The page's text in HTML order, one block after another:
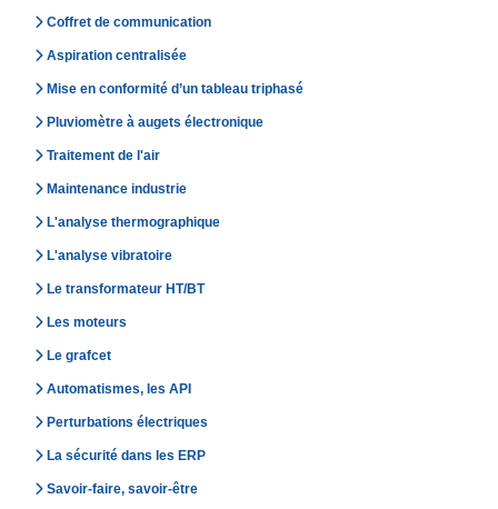
Coffret de communication
Aspiration centralisée
Mise en conformité d’un tableau triphasé
Pluviomètre à augets électronique
Traitement de l'air
Maintenance industrie
L'analyse thermographique
L'analyse vibratoire
Le transformateur HT/BT
Les moteurs
Le grafcet
Automatismes, les API
Perturbations électriques
La sécurité dans les ERP
Savoir-faire, savoir-être